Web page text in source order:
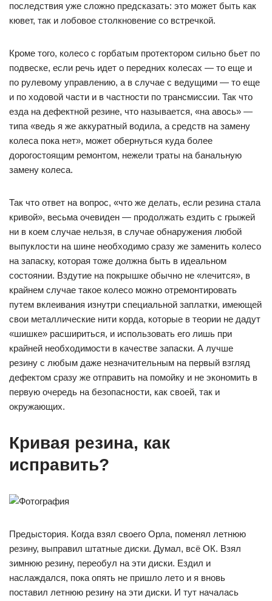
последствия уже сложно предсказать: это может быть как
кювет, так и лобовое столкновение со встречкой.
Кроме того, колесо с горбатым протектором сильно бьет по
подвеске, если речь идет о передних колесах — то еще и
по рулевому управлению, а в случае с ведущими — то еще
и по ходовой части и в частности по трансмиссии. Так что
езда на дефектной резине, что называется, «на авось» —
типа «ведь я же аккуратный водила, а средств на замену
колеса пока нет», может обернуться куда более
дорогостоящим ремонтом, нежели траты на банальную
замену колеса.
Так что ответ на вопрос, «что же делать, если резина стала
кривой», весьма очевиден — продолжать ездить с грыжей
ни в коем случае нельзя, в случае обнаружения любой
выпуклости на шине необходимо сразу же заменить колесо
на запаску, которая тоже должна быть в идеальном
состоянии. Вздутие на покрышке обычно не «лечится», в
крайнем случае такое колесо можно отремонтировать
путем вклеивания изнутри специальной заплатки, имеющей
свои металлические нити корда, которые в теории не дадут
«шишке» расшириться, и использовать его лишь при
крайней необходимости в качестве запаски. А лучше
резину с любым даже незначительным на первый взгляд
дефектом сразу же отправить на помойку и не экономить в
первую очередь на безопасности, как своей, так и
окружающих.
Кривая резина, как
исправить?
Предыстория. Когда взял своего Орла, поменял летнюю
резину, выправил штатные диски. Думал, всё ОК. Взял
зимнюю резину, переобул на эти диски. Ездил и
наслаждался, пока опять не пришло лето и я вновь
поставил летнюю резину на эти диски. И тут началась